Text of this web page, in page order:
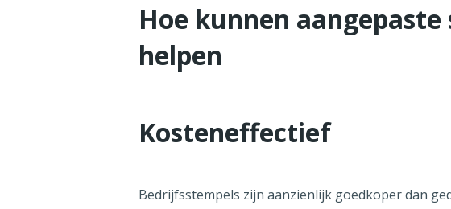
Hoe kunnen
helpen
Kosteneffectief
Bedrijfsstempels zijn aanzienlijk goedkoper dan